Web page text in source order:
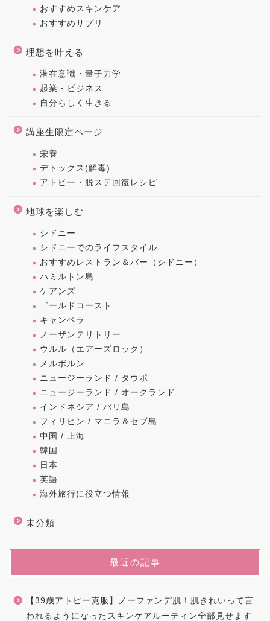
おすすめスキンケア
おすすめサプリ
理想を叶える
潜在意識・量子力学
起業・ビジネス
自分らしく生きる
講座生限定ページ
栄養
デトックス(解毒)
アトピー・脱ステ回復レシピ
地球を楽しむ
シドニー
シドニーでのライフスタイル
おすすめレストラン＆バー（シドニー）
ハミルトン島
ケアンズ
ゴールドコースト
キャンベラ
ノーザンテリトリー
ウルル（エアーズロック）
メルボルン
ニュージーランド / タウポ
ニュージーランド / オークランド
インドネシア / バリ島
フィリピン / マニラ＆セブ島
中国 / 上海
韓国
日本
英語
海外旅行に役立つ情報
未分類
最近の記事
【39歳アトピー克服】ノーファンデ肌！肌きれいって言
われるようになったスキンケアルーティン全部見せます